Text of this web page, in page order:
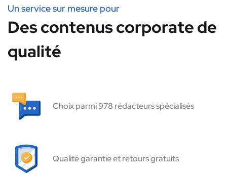
Un service sur mesure pour
Des contenus corporate de
qualité
Choix parmi 978 rédacteurs spécialisés
Qualité garantie et retours gratuits